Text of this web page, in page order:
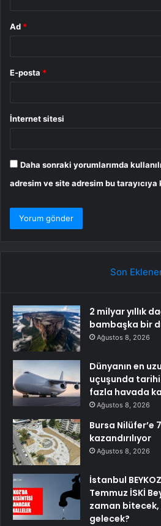
Ad *
E-posta *
İnternet sitesi
Daha sonraki yorumlarımda
adresim ve site adresim bu
Son
2 milyar yıllık
bambaşka bir
Ağustos 8, 2026
Dünyanın en
uçuşunda
fazla havada
Ağustos 8, 2026
Bursa Nilüfer’e
kazandırılıyor
Ağustos 8, 2026
İstanbul
Temmuz İSKİ
zaman
gelecek?